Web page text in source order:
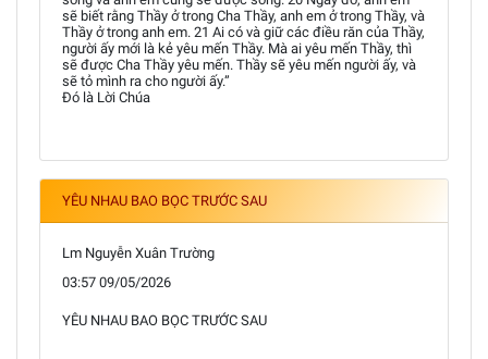
sẽ biết rằng Thầy ở trong Cha Thầy, anh em ở trong Thầy, và
Thầy ở trong anh em. 21 Ai có và giữ các điều răn của Thầy,
người ấy mới là kẻ yêu mến Thầy. Mà ai yêu mến Thầy, thì
sẽ được Cha Thầy yêu mến. Thầy sẽ yêu mến người ấy, và
sẽ tỏ mình ra cho người ấy.”
Đó là Lời Chúa
YÊU NHAU BAO BỌC TRƯỚC SAU
Lm Nguyễn Xuân Trường
03:57 09/05/2026
YÊU NHAU BAO BỌC TRƯỚC SAU